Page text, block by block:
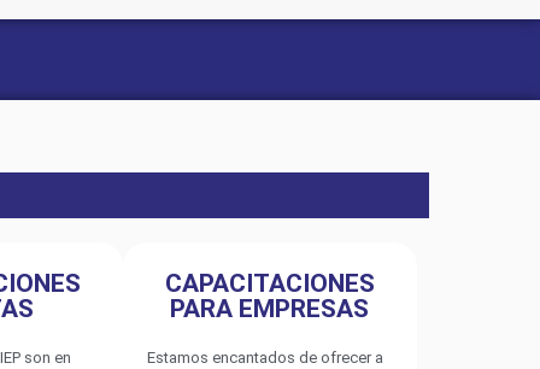
son en
CAPACITACIONES
PARA EMPRESAS
Estamos encantados de ofrecer a